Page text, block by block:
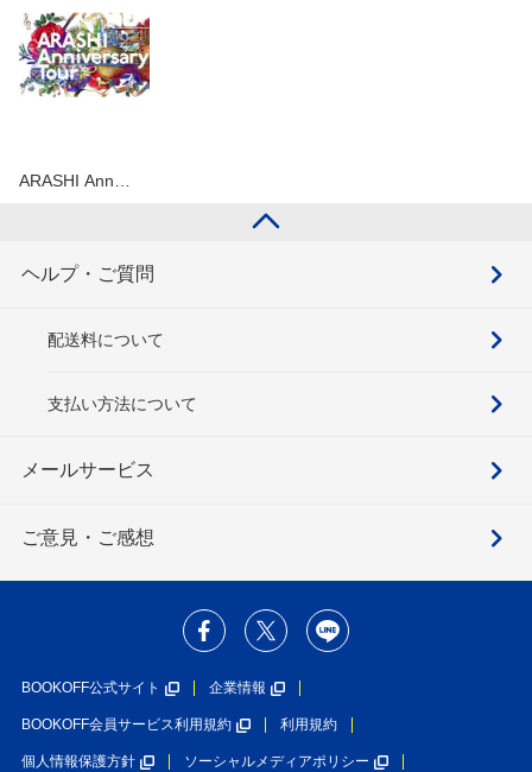
ARASHI Ann…
ヘルプ・ご質問
配送料について
支払い方法について
メールサービス
ご意見・ご感想
BOOKOFF公式サイト 企業情報
BOOKOFF会員サービス利用規約 利用規約
個人情報保護方針 ソーシャルメディアポリシー